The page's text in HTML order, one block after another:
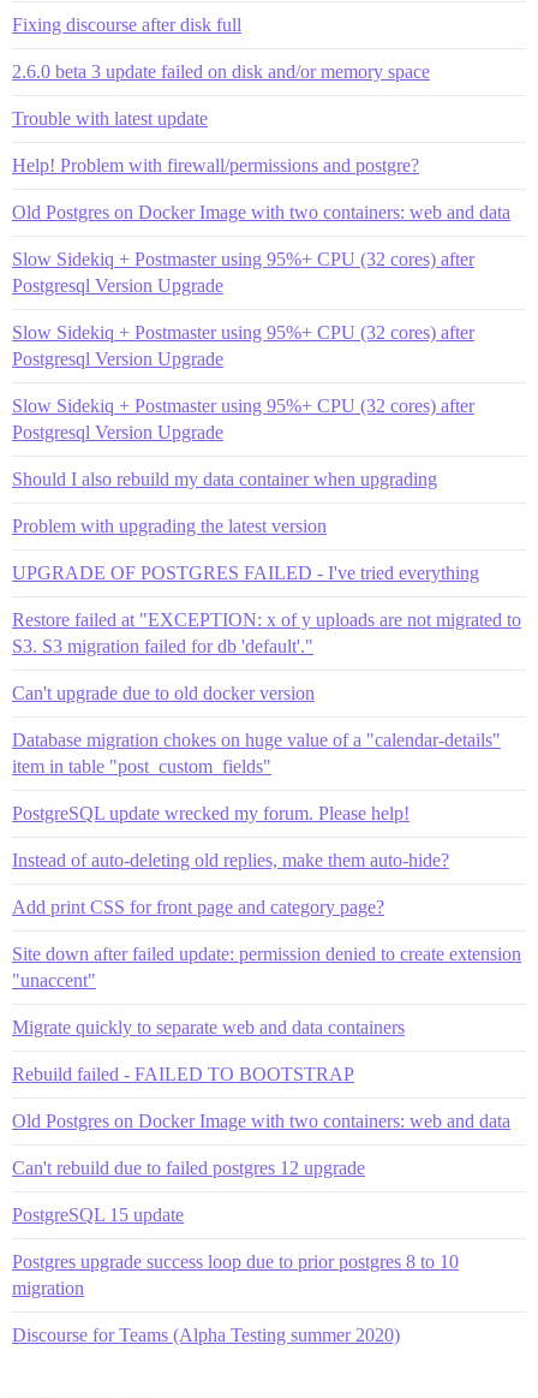
Fixing discourse after disk full
2.6.0 beta 3 update failed on disk and/or memory space
Trouble with latest update
Help! Problem with firewall/permissions and postgre?
Old Postgres on Docker Image with two containers: web and data
Slow Sidekiq + Postmaster using 95%+ CPU (32 cores) after
Postgresql Version Upgrade
Slow Sidekiq + Postmaster using 95%+ CPU (32 cores) after
Postgresql Version Upgrade
Slow Sidekiq + Postmaster using 95%+ CPU (32 cores) after
Postgresql Version Upgrade
Should I also rebuild my data container when upgrading
Problem with upgrading the latest version
UPGRADE OF POSTGRES FAILED - I've tried everything
Restore failed at "EXCEPTION: x of y uploads are not migrated to
S3. S3 migration failed for db 'default'."
Can't upgrade due to old docker version
Database migration chokes on huge value of a "calendar-details"
item in table "post_custom_fields"
PostgreSQL update wrecked my forum. Please help!
Instead of auto-deleting old replies, make them auto-hide?
Add print CSS for front page and category page?
Site down after failed update: permission denied to create extension
"unaccent"
Migrate quickly to separate web and data containers
Rebuild failed - FAILED TO BOOTSTRAP
Old Postgres on Docker Image with two containers: web and data
Can't rebuild due to failed postgres 12 upgrade
PostgreSQL 15 update
Postgres upgrade success loop due to prior postgres 8 to 10
migration
Discourse for Teams (Alpha Testing summer 2020)